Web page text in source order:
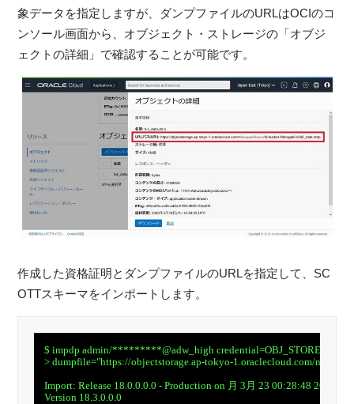
象データを指定しますが、ダンプファイルのURLはOCIのコ
ンソール画面から、オブジェクト・ストレージの「オブジ
ェクトの詳細」で確認することが可能です。
作成した資格証明とダンプファイルのURLを指定して、SC
OTTスキーマをインポートします。
$ impdp admin/*********@adw_high credential=OBJ_STORE_CRED
> dumpfile="https://objectstorage.ap-tokyo-1.oraclecloud.com/n/
Import: Release 18.0.0.0.0 - Production on 月 3月 23 00:28:48 2020
Version 18.3.0.0.0